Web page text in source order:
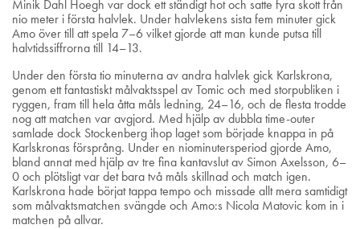
Minik Dahl Hoegh var dock ett ständigt hot och satte fyra skott från
nio meter i första halvlek. Under halvlekens sista fem minuter gick
Amo över till att spela 7–6 vilket gjorde att man kunde putsa till
halvtidssiffrorna till 14–13.
Under den första tio minuterna av andra halvlek gick Karlskrona,
genom ett fantastiskt målvaktsspel av Tomic och med storpubliken i
ryggen, fram till hela åtta måls ledning, 24–16, och de flesta trodde
nog att matchen var avgjord. Med hjälp av dubbla time-outer
samlade dock Stockenberg ihop laget som började knappa in på
Karlskronas försprång. Under en niominutersperiod gjorde Amo,
bland annat med hjälp av tre fina kantavslut av Simon Axelsson, 6–
0 och plötsligt var det bara två måls skillnad och match igen.
Karlskrona hade börjat tappa tempo och missade allt mera samtidigt
som målvaktsmatchen svängde och Amo:s Nicola Matovic kom in i
matchen på allvar.